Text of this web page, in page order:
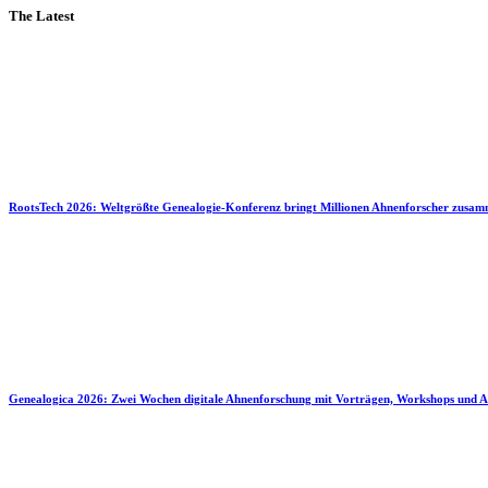
The Latest
RootsTech 2026: Weltgrößte Genealogie-Konferenz bringt Millionen Ahnenforscher
Genealogica 2026: Zwei Wochen digitale Ahnenforschung mit Vorträgen, Workshops und